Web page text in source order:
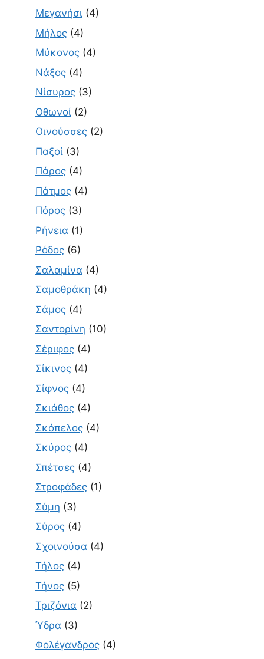
Μεγανήσι (4)
Μήλος (4)
Μύκονος (4)
Νάξος (4)
Νίσυρος (3)
Οθωνοί (2)
Οινούσσες (2)
Παξοί (3)
Πάρος (4)
Πάτμος (4)
Πόρος (3)
Ρήνεια (1)
Ρόδος (6)
Σαλαμίνα (4)
Σαμοθράκη (4)
Σάμος (4)
Σαντορίνη (10)
Σέριφος (4)
Σίκινος (4)
Σίφνος (4)
Σκιάθος (4)
Σκόπελος (4)
Σκύρος (4)
Σπέτσες (4)
Στροφάδες (1)
Σύμη (3)
Σύρος (4)
Σχοινούσα (4)
Τήλος (4)
Τήνος (5)
Τριζόνια (2)
Ύδρα (3)
Φολέγανδρος (4)